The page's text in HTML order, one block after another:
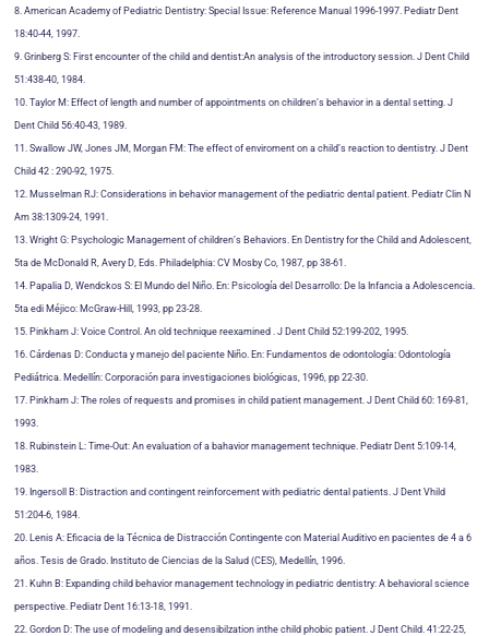
8. American Academy of Pediatric Dentistry: Special Issue: Reference Manual 1996-1997. Pediatr Dent
18:40-44, 1997.
9. Grinberg S: First encounter of the child and dentist:An analysis of the introductory session. J Dent Child
51:438-40, 1984.
10. Taylor M: Effect of length and number of appointments on children’s behavior in a dental setting. J
Dent Child 56:40-43, 1989.
11. Swallow JW, Jones JM, Morgan FM: The effect of enviroment on a child’s reaction to dentistry. J Dent
Child 42 : 290-92, 1975.
12. Musselman RJ: Considerations in behavior management of the pediatric dental patient. Pediatr Clin N
Am 38:1309-24, 1991.
13. Wright G: Psychologic Management of children’s Behaviors. En Dentistry for the Child and Adolescent,
5ta de McDonald R, Avery D, Eds. Philadelphia: CV Mosby Co, 1987, pp 38-61.
14. Papalia D, Wendckos S: El Mundo del Niño. En: Psicología del Desarrollo: De la Infancia a Adolescencia.
5ta edi Méjico: McGraw-Hill, 1993, pp 23-28.
15. Pinkham J: Voice Control. An old technique reexamined . J Dent Child 52:199-202, 1995.
16. Cárdenas D: Conducta y manejo del paciente Niño. En: Fundamentos de odontología: Odontología
Pediátrica. Medellín: Corporación para investigaciones biológicas, 1996, pp 22-30.
17. Pinkham J: The roles of requests and promises in child patient management. J Dent Child 60: 169-81,
1993.
18. Rubinstein L: Time-Out: An evaluation of a bahavior management technique. Pediatr Dent 5:109-14,
1983.
19. Ingersoll B: Distraction and contingent reinforcement with pediatric dental patients. J Dent Vhild
51:204-6, 1984.
20. Lenis A: Eficacia de la Técnica de Distracción Contingente con Material Auditivo en pacientes de 4 a 6
años. Tesis de Grado. Instituto de Ciencias de la Salud (CES), Medellín, 1996.
21. Kuhn B: Expanding child behavior management technology in pediatric dentistry: A behavioral science
perspective. Pediatr Dent 16:13-18, 1991.
22. Gordon D: The use of modeling and desensibilzation inthe child phobic patient. J Dent Child. 41:22-25,